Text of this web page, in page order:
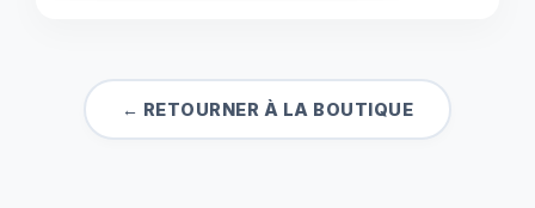
← RETOURNER À LA BOUTIQUE